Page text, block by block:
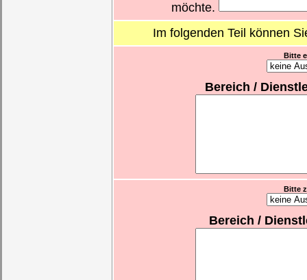
möchte.
Im folgenden Teil können
Bitte
Bereich /
Bitte
Bereich /